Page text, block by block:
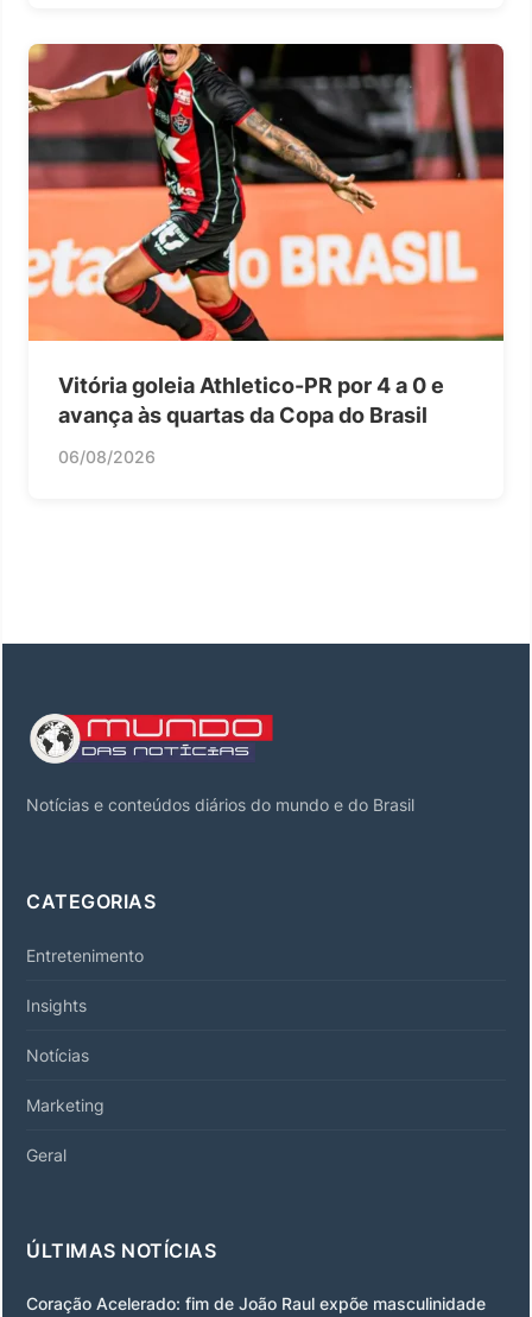
Vitória goleia Athletico-PR por 4 a 0 e
avança às quartas da Copa do Brasil
06/08/2026
Notícias e conteúdos diários do mundo e do Brasil
CATEGORIAS
Entretenimento
Insights
Notícias
Marketing
Geral
ÚLTIMAS NOTÍCIAS
Coração Acelerado: fim de João Raul expõe masculinidade